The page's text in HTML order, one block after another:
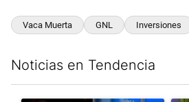
Vaca Muerta GNL Inversiones
Noticias en Tendencia